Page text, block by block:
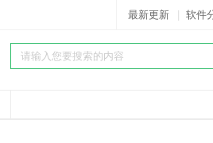
最新更新 软件